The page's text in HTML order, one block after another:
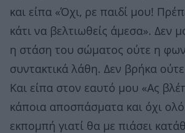
και είπα «Όχι, ρε παιδί μου!
κάτι να βελτιωθείς άμεσα». Δεν
η στάση του σώματος ούτε η
συντακτικά λάθη. Δεν βρήκα ούτε
Και είπα στον εαυτό μου «Ας
κάποια αποσπάσματα και όχι
εκπομπή γιατί θα με πιάσει